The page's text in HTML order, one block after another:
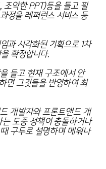
조악한 PPT)등을 들고 필
정을 레퍼런스 서비스 등
과 시각화된 기획으로 1차
확정합니다.
들고 현재 구조에서 안
면 그것들을 반영하여 최
개발자와 프론트앤드 개
도중 정책이 충돌하거나
구두로 설명하며 메워나